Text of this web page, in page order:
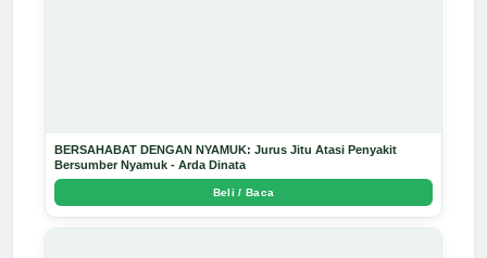
BERSAHABAT DENGAN NYAMUK: Jurus Jitu Atasi Penyakit
Bersumber Nyamuk - Arda Dinata
Beli / Baca